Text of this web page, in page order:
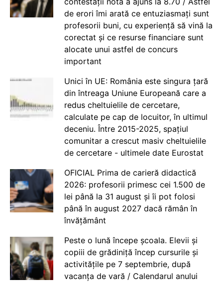
de erori îmi arată ce entuziasmați sunt
profesorii buni, cu experiență să vină la
corectat și ce resurse financiare sunt
alocate unui astfel de concurs
important
Unici în UE: România este singura țară
din întreaga Uniune Europeană care a
redus cheltuielile de cercetare,
calculate pe cap de locuitor, în ultimul
deceniu. Între 2015-2025, spațiul
comunitar a crescut masiv cheltuielile
de cercetare - ultimele date Eurostat
OFICIAL Prima de carieră didactică
2026: profesorii primesc cei 1.500 de
lei până la 31 august și îi pot folosi
până în august 2027 dacă rămân în
învățământ
Peste o lună începe școala. Elevii și
copiii de grădiniță încep cursurile și
activitățile pe 7 septembrie, după
vacanța de vară / Calendarul anului